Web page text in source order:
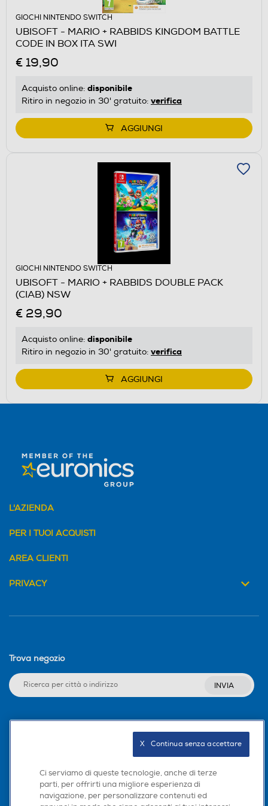
GIOCHI NINTENDO SWITCH
UBISOFT - MARIO + RABBIDS KINGDOM BATTLE
CODE IN BOX ITA SWI
€ 19,90
Acquisto online: disponibile
Ritiro in negozio in 30' gratuito: verifica
AGGIUNGI
GIOCHI NINTENDO SWITCH
UBISOFT - MARIO + RABBIDS DOUBLE PACK
(CIAB) NSW
€ 29,90
Acquisto online: disponibile
Ritiro in negozio in 30' gratuito: verifica
AGGIUNGI
L'AZIENDA
PER I TUOI ACQUISTI
AREA CLIENTI
PRIVACY
Trova negozio
INVIA
Scarica la nostra app
Ci serviamo di queste tecnologie, anche di terze
parti, per offrirti una migliore esperienza di
navigazione, per personalizzare contenuti ed
X   Continua senza accettare